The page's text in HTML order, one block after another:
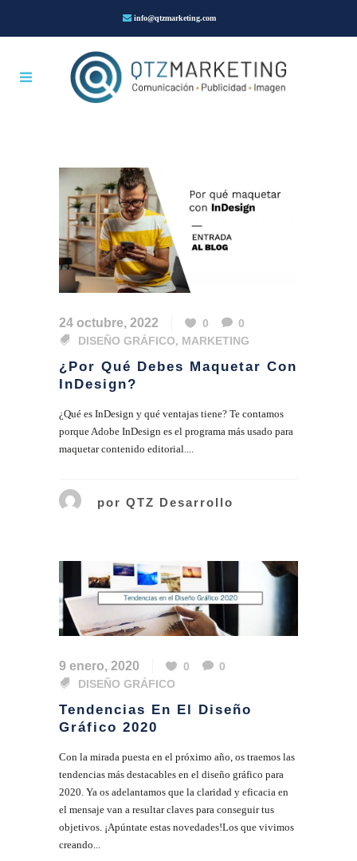
info@qtzmarketing.com
24 octubre, 2022 0
0
DISEÑO GRÁFICO, MARKETING
¿Por Qué Debes Maquetar Con
InDesign?
¿Qué es InDesign y qué ventajas tiene? Te contamos
porque Adobe InDesign es el programa más usado para
maquetar contenido editorial....
por QTZ Desarrollo
9 enero, 2020 0
0
DISEÑO GRÁFICO
Tendencias En El Diseño
Gráfico 2020
Con la mirada puesta en el próximo año, os traemos las
tendencias más destacables en el diseño gráfico para
2020. Ya os adelantamos que la claridad y eficacia en
el mensaje van a resultar claves para conseguir tus
objetivos. ¡Apúntate estas novedades!Los que vivimos
creando...